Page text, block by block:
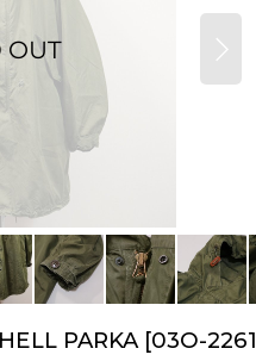
PARKA [03O-2261